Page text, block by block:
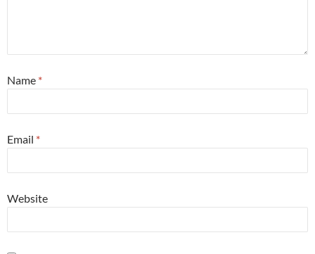
Name *
Email *
Website